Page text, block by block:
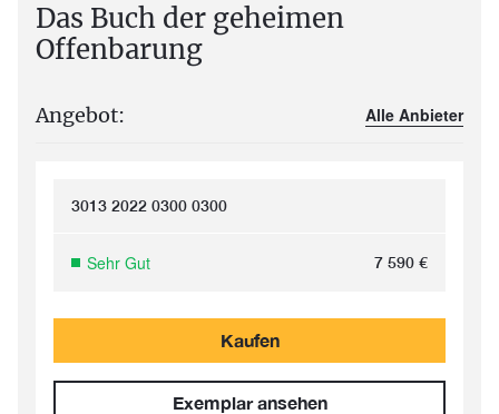
Das Buch der geheimen
Offenbarung
Angebot: Alle Anbieter
3013 2022 0300 0300
Sehr Gut 7 590 €
Kaufen
Exemplar ansehen